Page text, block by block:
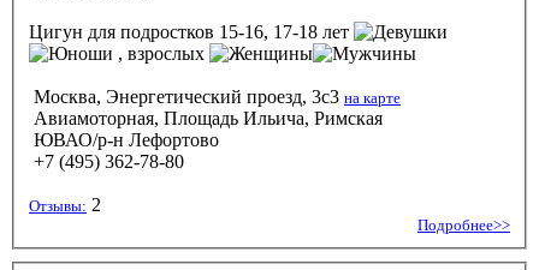
Цигун для подростков 15-16, 17-18 лет
, взрослых
Москва, Энергетический проезд, 3с3 на карте
Авиамоторная, Площадь Ильича, Римская
ЮВАО/р-н Лефортово
+7 (495) 362-78-80
Отзывы: 2
Подробнее>>